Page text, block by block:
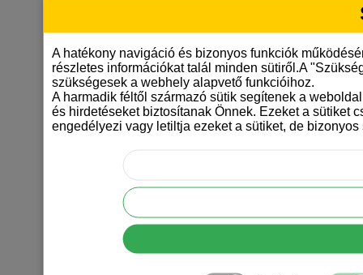
A hatékony navigáció és bizonyos funkciók
részletes információkat talál minden sütiről.A
szükségesek a webhely alapvető funkcióihoz.
A harmadik féltől származó sütik segítenek a
és hirdetéseket biztosítanak Önnek. Ezeket a sütiket
engedélyezi vagy letiltja ezeket a sütiket, de